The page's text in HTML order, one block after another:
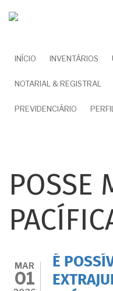
para
principal
NAVEGAÇÃO
INÍCIO INVENTÁRIOS
NOTARIAL & REGISTRAL
PREVIDENCIÁRIO
POSSE
MAR
01
É